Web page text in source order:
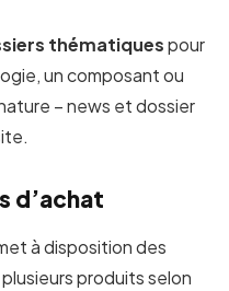
thématiquespour
un composant ou
– news et dossier
d’achat
à disposition des
produits selon